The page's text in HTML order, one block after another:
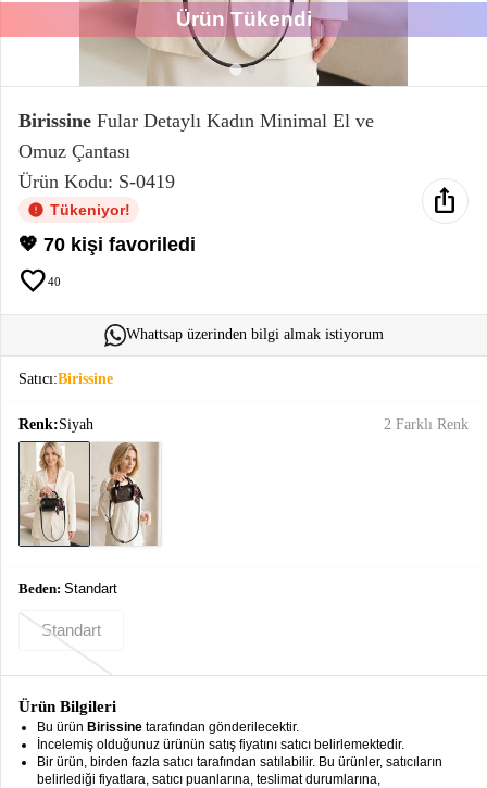
Büstiyer
Sweatshirt
Ev
Giyimkeyboard_arrow_down
Takımlar keyboard_arrow_down
Elbise
Alt
keyboard_arrow_down
Giyim
Tesettür
Giyim keyboard_arrow_down
Büyük
Ürün Tükendi
Birissine Fular Detaylı Kadın Minimal El ve
Omuz Çantası
Ürün Kodu: S-0419
Tükeniyor!
💖 70 kişi favoriledi
favorite40
ios_share
Whattsap üzerinden bilgi almak istiyorum
Satıcı:Birissine
Renk:Siyah 2 Farklı Renk
Beden: Standart
Standart
Ürün Bilgileri
Bu ürün Birissine tarafından gönderilecektir.
İncelemiş olduğunuz ürünün satış fiyatını satıcı belirlemektedir.
Bir ürün, birden fazla satıcı tarafından satılabilir. Bu ürünler, satıcıların
belirlediği fiyatlara, satıcı puanlarına, teslimat durumlarına,